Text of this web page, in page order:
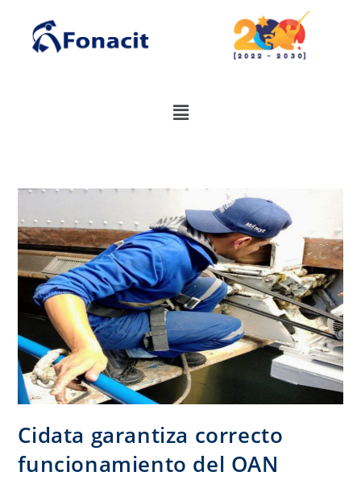
Cidata garantiza correcto
funcionamiento del OAN